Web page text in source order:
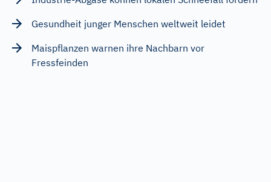
Gesundheit junger Menschen weltweit leidet
Maispflanzen warnen ihre Nachbarn vor
Fressfeinden